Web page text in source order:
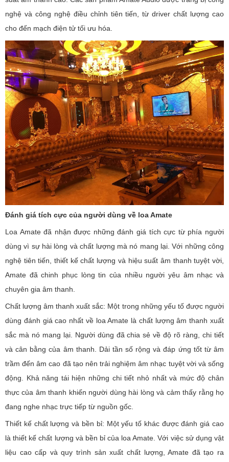
nghệ và công nghệ điều chỉnh tiên tiến, từ driver chất lượng cao
cho đến mạch điện tử tối ưu hóa.
Đánh giá tích cực của người dùng về loa Amate
Loa Amate đã nhận được những đánh giá tích cực từ phía người
dùng vì sự hài lòng và chất lượng mà nó mang lại. Với những công
nghệ tiên tiến, thiết kế chất lượng và hiệu suất âm thanh tuyệt vời,
Amate đã chinh phục lòng tin của nhiều người yêu âm nhạc và
chuyên gia âm thanh.
Chất lượng âm thanh xuất sắc: Một trong những yếu tố được người
dùng đánh giá cao nhất về loa Amate là chất lượng âm thanh xuất
sắc mà nó mang lại. Người dùng đã chia sẻ về độ rõ ràng, chi tiết
và cân bằng của âm thanh. Dải tần số rộng và đáp ứng tốt từ âm
trầm đến âm cao đã tạo nên trải nghiệm âm nhạc tuyệt vời và sống
động. Khả năng tái hiện những chi tiết nhỏ nhất và mức độ chân
thực của âm thanh khiến người dùng hài lòng và cảm thấy rằng họ
đang nghe nhạc trực tiếp từ nguồn gốc.
Thiết kế chất lượng và bền bỉ: Một yếu tố khác được đánh giá cao
là thiết kế chất lượng và bền bỉ của loa Amate. Với việc sử dụng vật
liệu cao cấp và quy trình sản xuất chất lượng, Amate đã tạo ra